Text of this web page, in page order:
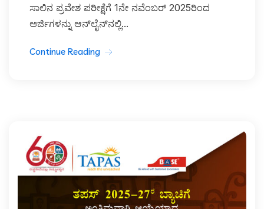
ಸಾಲಿನ ಪ್ರವೇಶ ಪರೀಕ್ಷೆಗೆ 1ನೇ ನವೆಂಬರ್ 2025ರಿಂದ
ಅರ್ಜಿಗಳನ್ನು ಆನ್‌ಲೈನ್‌ನಲ್ಲಿ...
Continue Reading